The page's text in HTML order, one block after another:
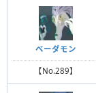
ベーダモン
【No.289】